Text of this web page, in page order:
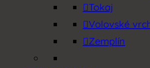
Tokaj
Volovské
Zemplín